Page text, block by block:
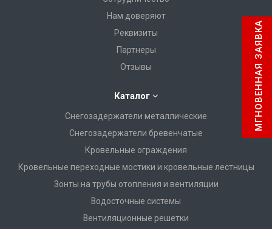
Нам доверяют
Реквизиты
Партнеры
Отзывы
Каталог
Снегозадержатели металлические
Снегозадержатели бревенчатые
Кровельные ограждения
Кровельные переходные мостики и кровельные лестницы
Зонты на трубы отопления и вентиляции
Водосточные системы
Вентиляционные решетки
МГНОВЕННАЯ ЗАЯВКА